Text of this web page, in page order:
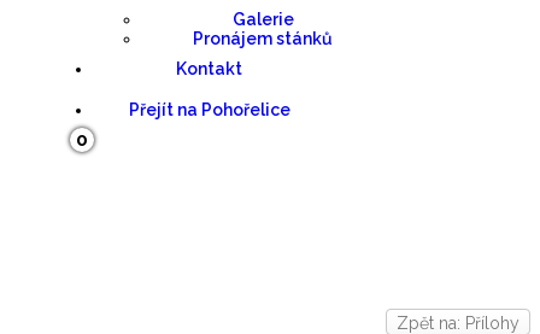
Galerie
Pronájem stánků
Kontakt
Přejít na Pohořelice
0
Zpět na: Přílohy